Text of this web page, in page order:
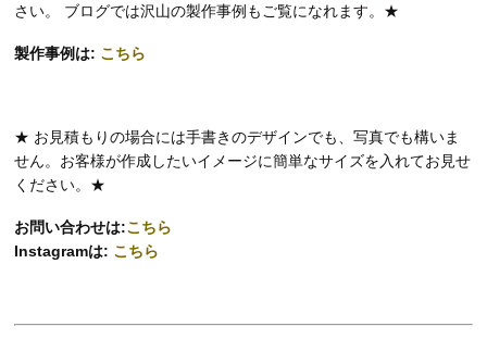
さい。 ブログでは沢山の製作事例もご覧になれます。★
製作事例は: こちら
★ お見積もりの場合には手書きのデザインでも、写真でも構いま
せん。お客様が作成したいイメージに簡単なサイズを入れてお見せ
ください。★
お問い合わせは:こちら
Instagramは: こちら